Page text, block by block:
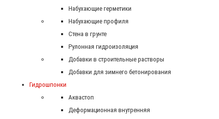
Набухающие герметики
Набухающие профиля
Стена в грунте
Рулонная гидроизоляция
Добавки в строительные растворы
Добавки для зимнего бетонирования
Гидрошпонки
Аквастоп
Деформационная внутренняя